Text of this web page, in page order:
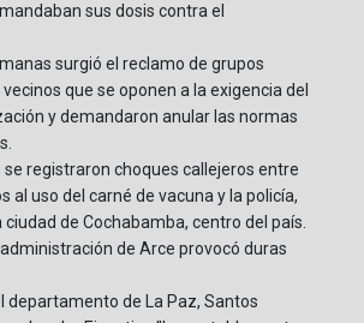
sus dosis contra el
surgió el reclamo de grupos
que se oponen a la exigencia del
y demandaron anular las normas
se registraron choques callejeros entre
al uso del carné de vacuna y la policía,
ciudad de Cochabamba, centro del país.
de Arce provocó duras
departamento de La Paz, Santos